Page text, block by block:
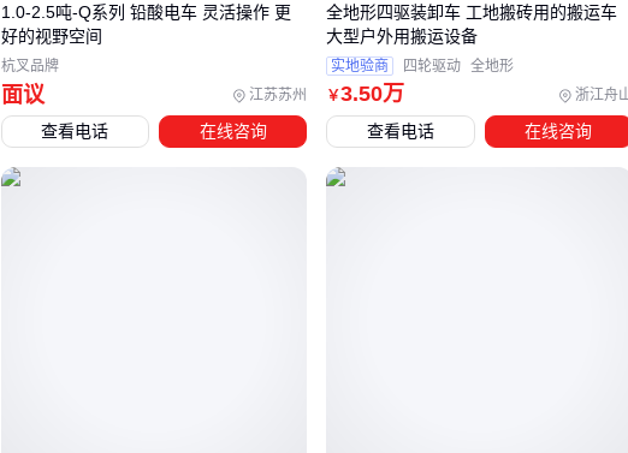
选择电动轨道牵引车时，首先要明确工作场景的核心需求。不
同场景对牵引力、续航能力和环境适应性有不同要求。例如，
矿洞作业需要防爆设计和强牵引力，而车间搬运则更注重灵活
性和载重稳定性。
以下是常见场景的选型建议：
面议 江苏苏州
1.0-2.5吨-Q系列 铅酸电车 灵活操作 更
好的视野空间
杭叉品牌
查看电话 在线咨询
￥3.50万 浙江舟
全地形四驱装卸车 工地搬砖用的搬运车
大型户外用搬运设备
实地验商 四轮驱动 全地形
查看电话 在线咨询